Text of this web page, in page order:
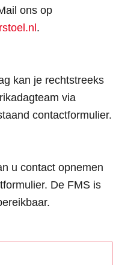
ons op
.
kan je rechtstreeks
via
contactformulier.
u contact opnemen
De FMS is